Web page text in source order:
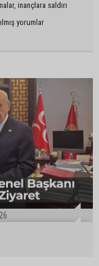
inançlara saldırı
yorumlar